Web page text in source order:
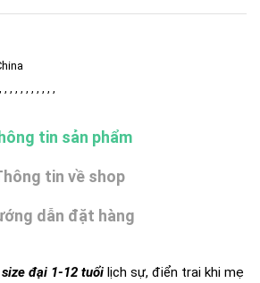
, , , , , , , , , ,
tin sản phẩm
tin về shop
dẫn đặt hàng
đại 1-12 tuổi lịch sự, điển trai khi mẹ